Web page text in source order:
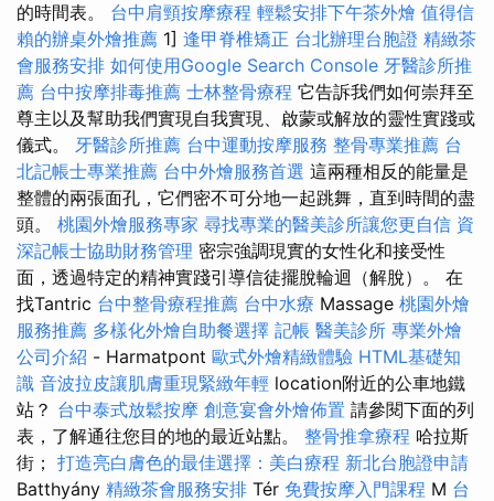
的時間表。 台中肩頸按摩療程 輕鬆安排下午茶外燴 值得信
賴的辦桌外燴推薦 1] 逢甲脊椎矯正 台北辦理台胞證 精緻茶
會服務安排 如何使用Google Search Console 牙醫診所推
薦 台中按摩排毒推薦 士林整骨療程 它告訴我們如何崇拜至
尊主以及幫助我們實現自我實現、啟蒙或解放的靈性實踐或
儀式。 牙醫診所推薦 台中運動按摩服務 整骨專業推薦 台
北記帳士專業推薦 台中外燴服務首選 這兩種相反的能量是
整體的兩張面孔，它們密不可分地一起跳舞，直到時間的盡
頭。 桃園外燴服務專家 尋找專業的醫美診所讓您更自信 資
深記帳士協助財務管理 密宗強調現實的女性化和接受性
面，透過特定的精神實踐引導信徒擺脫輪迴（解脫）。 在
找Tantric 台中整骨療程推薦 台中水療 Massage 桃園外燴
服務推薦 多樣化外燴自助餐選擇 記帳 醫美診所 專業外燴
公司介紹 - Harmatpont 歐式外燴精緻體驗 HTML基礎知
識 音波拉皮讓肌膚重現緊緻年輕 location附近的公車地鐵
站？ 台中泰式放鬆按摩 創意宴會外燴佈置 請參閱下面的列
表，了解通往您目的地的最近站點。 整骨推拿療程 哈拉斯
街； 打造亮白膚色的最佳選擇：美白療程 新北台胞證申請
Batthyány 精緻茶會服務安排 Tér 免費按摩入門課程 M 台